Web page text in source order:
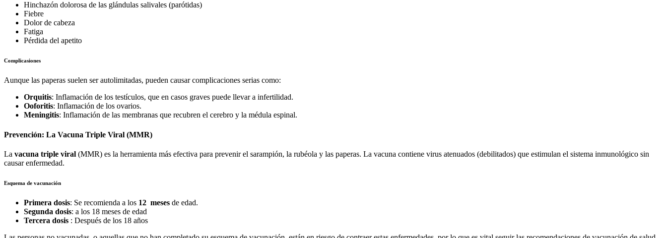
Hinchazón dolorosa de las glándulas salivales (parótidas)
Fiebre
Dolor de cabeza
Fatiga
Pérdida del apetito
Complicasiones
Aunque las paperas suelen ser autolimitadas, pueden causar complicaciones serias como:
Orquitis: Inflamación de los testículos, que en casos graves puede llevar a infertilidad.
Ooforitis: Inflamación de los ovarios.
Meningitis: Inflamación de las membranas que recubren el cerebro y la médula espinal.
Prevención: La Vacuna Triple Viral (MMR)
La vacuna triple viral (MMR) es la herramienta más efectiva para prevenir el sarampión, la rubéola y las paperas. La vacuna contiene virus atenuados (debilitados) que estimulan el sistema inmunológico sin
causar enfermedad.
Esquema de vacunación
Primera dosis: Se recomienda a los 12 meses de edad.
Segunda dosis: a los 18 meses de edad
Tercera dosis : Después de los 18 años